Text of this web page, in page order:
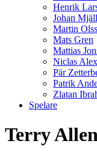
Henrik
Johan
Martin
Mats Gren
Mattias
Niclas
Pär
Patrik
Zlatan
Spelare
Terry Allen